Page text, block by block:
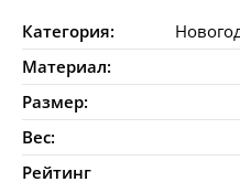
Категория:
Материал:
Размер:
Вес:
Рейтинг